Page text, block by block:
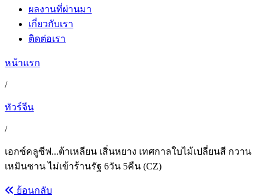
ผลงานที่ผ่านมา
เกี่ยวกับเรา
ติดต่อเรา
หน้าแรก
/
ทัวร์จีน
/
เอกซ์คลูซีฟ...ต้าเหลียน เสิ่นหยาง เทศกาลใบไม้เปลี่ยนสี กวาน
เหมินซาน ไม่เข้าร้านรัฐ 6วัน 5คืน (CZ)
ย้อนกลับ